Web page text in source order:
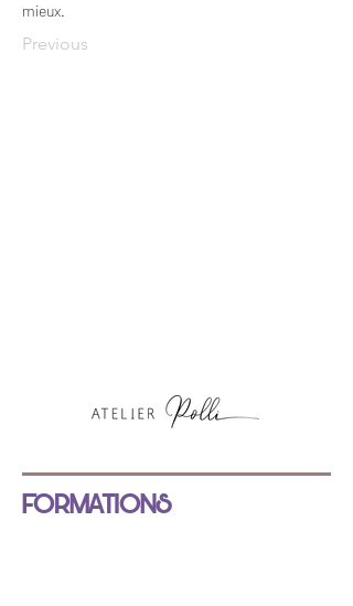
mieux.
Previous
FORMATIONS